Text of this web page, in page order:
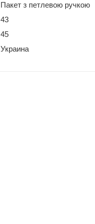
Пакет з петлевою ручкою
43
45
Украина